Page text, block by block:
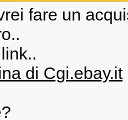
fare un
di Cgi.ebay.it